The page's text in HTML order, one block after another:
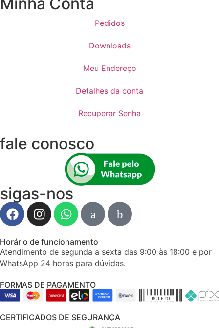
Pedidos
Downloads
Meu Endereço
Detalhes da conta
Recuperar Senha
fale conosco
sigas-nos
Horário de funcionamento
Atendimento de segunda a sexta das 9:00 às 18:00 e por
WhatsApp 24 horas para dúvidas.
FORMAS DE PAGAMENTO
CERTIFICADOS DE SEGURANÇA